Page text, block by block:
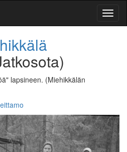
lapsineen. (Miehikkälän